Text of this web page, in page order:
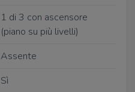
1 di 3 con ascensore
(piano su più livelli)
Assente
Sì